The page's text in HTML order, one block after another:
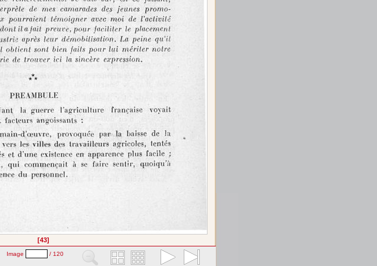
[43]
Image / 120